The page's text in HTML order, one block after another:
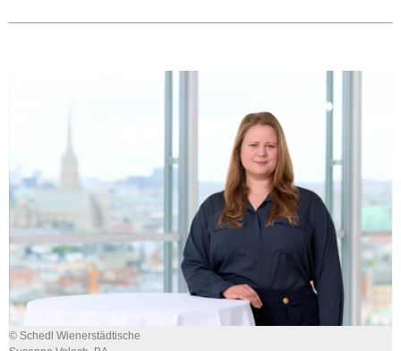
© Schedl Wienerstädtische